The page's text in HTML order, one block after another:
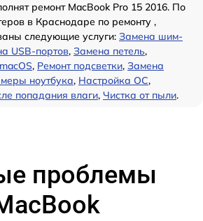
ремонт MacBook Pro 15 2016. По
в Краснодаре по ремонту ,
следующие услуги: Замена шим-
USB-портов, Замена петель,
, Ремонт подсветки, Замена
ноутбука, Настройка ОС,
попадания влаги, Чистка от пыли.
проблемы